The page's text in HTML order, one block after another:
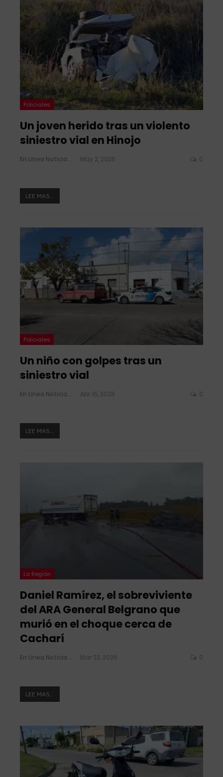
Policiales
Un joven herido tras un violento
siniestro vial en Hinojo
En Linea Noticias May 2, 2026 0
LEE MAS...
Policiales
Un niño con golpes tras un
siniestro vial
En Linea Noticias Abr 16, 2026 0
LEE MAS...
La Región
Daniel Ramírez, el sobreviviente
del ARA General Belgrano que
murió en el choque cerca de
Cacharí
En Linea Noticias Mar 23, 2026 0
LEE MAS...